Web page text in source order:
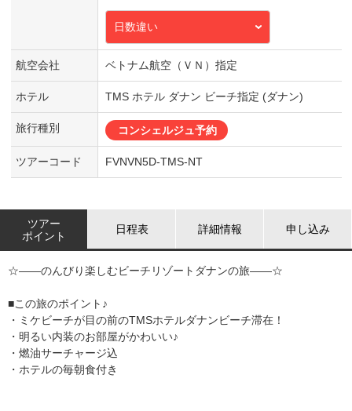
日数違い
航空会社 ベトナム航空（ＶＮ）指定
ホテル TMS ホテル ダナン ビーチ指定 (ダナン)
旅行種別 コンシェルジュ予約
ツアーコード FVNVN5D-TMS-NT
ツアー
ポイント
日程表 詳細情報 申し込み
☆――のんびり楽しむビーチリゾートダナンの旅――☆
■この旅のポイント♪
・ミケビーチが目の前のTMSホテルダナンビーチ滞在！
・明るい内装のお部屋がかわいい♪
・燃油サーチャージ込
・ホテルの毎朝食付き